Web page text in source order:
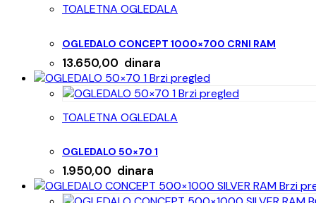
TOALETNA OGLEDALA
OGLEDALO CONCEPT 1000×700 CRNI RAM
13.650,00 dinara
Brzi pregled
Brzi pregled
TOALETNA OGLEDALA
OGLEDALO 50×70 1
1.950,00 dinara
Brzi